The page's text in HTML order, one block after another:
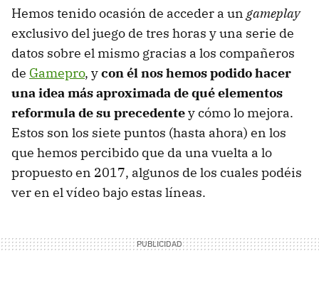
Hemos tenido ocasión de acceder a un gameplay
exclusivo del juego de tres horas y una serie de
datos sobre el mismo gracias a los compañeros
de Gamepro, ycon él nos hemos podido hacer
una idea más aproximada de qué elementos
reformula de su precedentey cómo lo mejora.
Estos son los siete puntos (hasta ahora) en los
que hemos percibido que da una vuelta a lo
propuesto en 2017, algunos de los cuales podéis
ver en el vídeo bajo estas líneas.